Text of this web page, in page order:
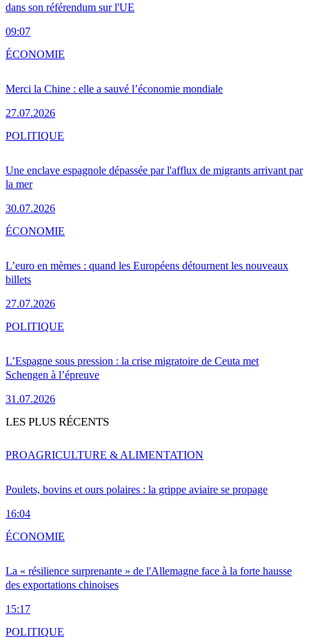
dans son référendum sur l'UE
09:07
Merci la Chine : elle a sauvé l’économie mondiale
27.07.2026
ÉCONOMIE
Une enclave espagnole dépassée par l'afflux de migrants arrivant par
la mer
30.07.2026
POLITIQUE
L’euro en mèmes : quand les Européens détournent les nouveaux
billets
27.07.2026
ÉCONOMIE
L’Espagne sous pression : la crise migratoire de Ceuta met
Schengen à l’épreuve
31.07.2026
POLITIQUE
LES PLUS RÉCENTS
Poulets, bovins et ours polaires : la grippe aviaire se propage
16:04
PROAGRICULTURE & ALIMENTATION
La « résilience surprenante » de l'Allemagne face à la forte hausse
des exportations chinoises
15:17
ÉCONOMIE
POLITIQUE